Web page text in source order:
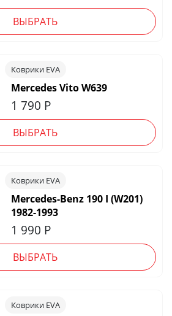
ВЫБРАТЬ
Коврики EVA
Mercedes Vito W639
1 790 Р
ВЫБРАТЬ
Коврики EVA
Mercedes-Benz 190 I (W201)
1982-1993
1 990 Р
ВЫБРАТЬ
Коврики EVA